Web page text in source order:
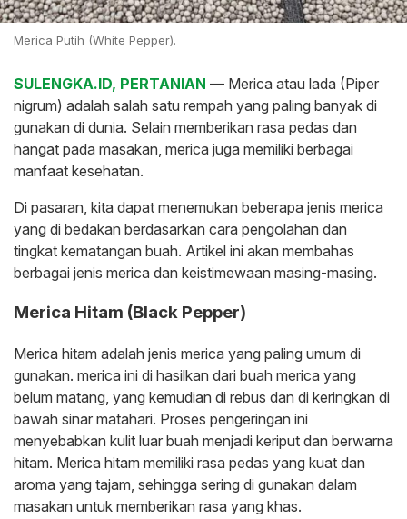
Merica Putih (White Pepper).
SULENGKA.ID, PERTANIAN — Merica atau lada (Piper
nigrum) adalah salah satu rempah yang paling banyak di
gunakan di dunia. Selain memberikan rasa pedas dan
hangat pada masakan, merica juga memiliki berbagai
manfaat kesehatan.
Di pasaran, kita dapat menemukan beberapa jenis merica
yang di bedakan berdasarkan cara pengolahan dan
tingkat kematangan buah. Artikel ini akan membahas
berbagai jenis merica dan keistimewaan masing-masing.
Merica Hitam (Black Pepper)
Merica hitam adalah jenis merica yang paling umum di
gunakan. merica ini di hasilkan dari buah merica yang
belum matang, yang kemudian di rebus dan di keringkan di
bawah sinar matahari. Proses pengeringan ini
menyebabkan kulit luar buah menjadi keriput dan berwarna
hitam. Merica hitam memiliki rasa pedas yang kuat dan
aroma yang tajam, sehingga sering di gunakan dalam
masakan untuk memberikan rasa yang khas.